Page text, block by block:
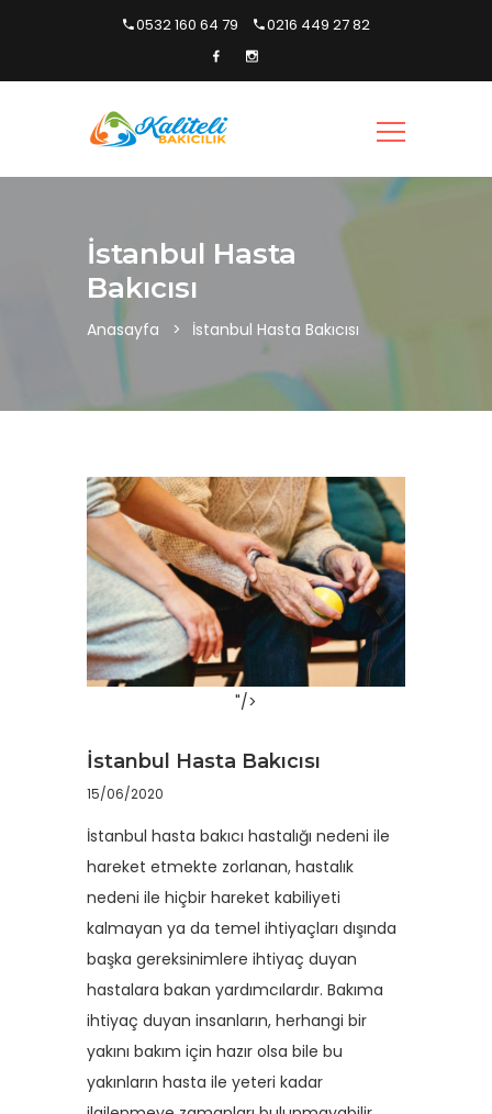
0532 160 64 79 0216 449 27 82
İstanbul Hasta
Bakıcısı
Anasayfa İstanbul Hasta Bakıcısı
"/>
İstanbul Hasta Bakıcısı
15/06/2020
İstanbul hasta bakıcı hastalığı nedeni ile
hareket etmekte zorlanan, hastalık
nedeni ile hiçbir hareket kabiliyeti
kalmayan ya da temel ihtiyaçları dışında
başka gereksinimlere ihtiyaç duyan
hastalara bakan yardımcılardır. Bakıma
ihtiyaç duyan insanların, herhangi bir
yakını bakım için hazır olsa bile bu
yakınların hasta ile yeteri kadar